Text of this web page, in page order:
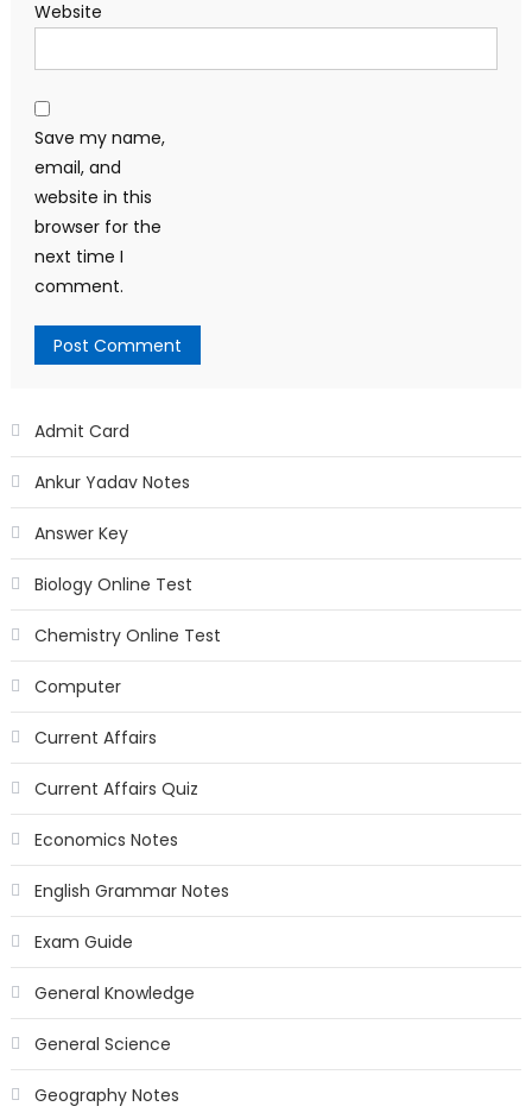
Website
Save my name,
email, and
website in this
browser for the
next time I
comment.
Admit Card
Ankur Yadav Notes
Answer Key
Biology Online Test
Chemistry Online Test
Computer
Current Affairs
Current Affairs Quiz
Economics Notes
English Grammar Notes
Exam Guide
General Knowledge
General Science
Geography Notes